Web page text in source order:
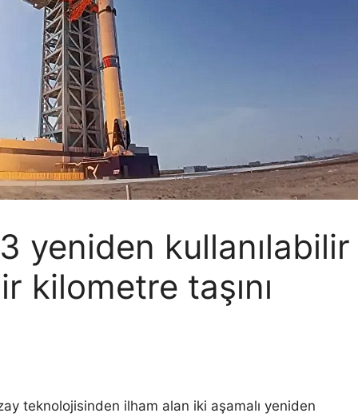
yeniden kullanılabilir
kilometre taşını
teknolojisinden ilham alan iki aşamalı yeniden